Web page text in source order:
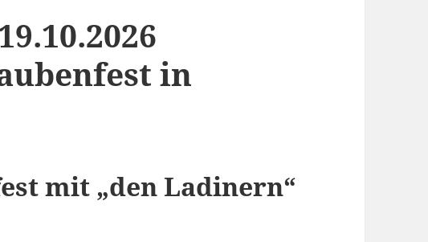
in
mit „den Ladinern“